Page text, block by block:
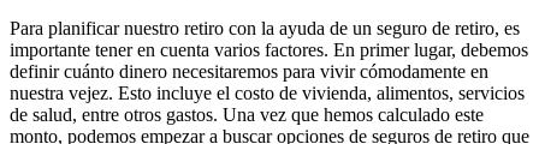
Para planificar nuestro retiro con la ayuda de un seguro de retiro, es
importante tener en cuenta varios factores. En primer lugar, debemos
definir cuánto dinero necesitaremos para vivir cómodamente en
nuestra vejez. Esto incluye el costo de vivienda, alimentos, servicios
de salud, entre otros gastos. Una vez que hemos calculado este
monto, podemos empezar a buscar opciones de seguros de retiro que